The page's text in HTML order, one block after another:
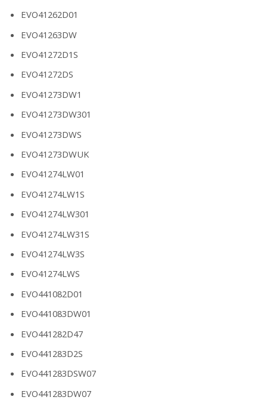
EVO41262D01
EVO41263DW
EVO41272D1S
EVO41272DS
EVO41273DW1
EVO41273DW301
EVO41273DWS
EVO41273DWUK
EVO41274LW01
EVO41274LW1S
EVO41274LW301
EVO41274LW31S
EVO41274LW3S
EVO41274LWS
EVO441082D01
EVO441083DW01
EVO441282D47
EVO441283D2S
EVO441283DSW07
EVO441283DW07